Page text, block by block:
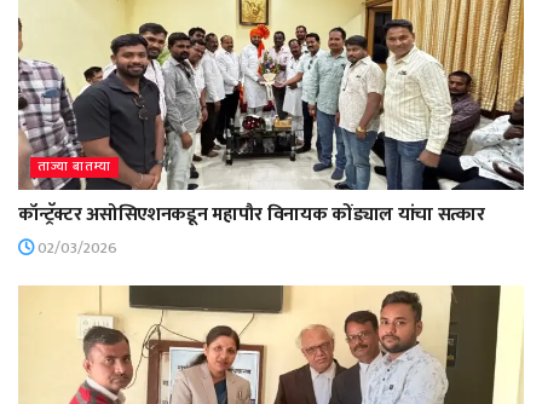
ताज्या बातम्या
कॉन्ट्रॅक्टर असोसिएशनकडून महापौर विनायक कोंड्याल यांचा सत्कार
02/03/2026